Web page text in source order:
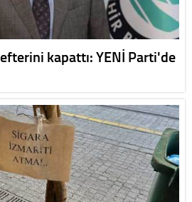
kapattı: YENİ Parti'de